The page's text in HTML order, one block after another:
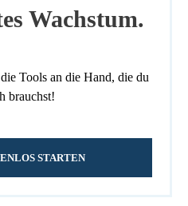
Wachstum.
Tools an die Hand, die du
brauchst!
STARTEN